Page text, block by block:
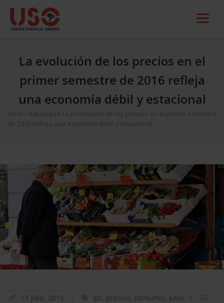
La evolución de los precios en el
primer semestre de 2016 refleja
una economía débil y estacional
Inicio Actualidad
La evolución de los precios en el primer semestre
de 2016 refleja una economía débil y estacional
13 julio, 2016 ipc, precios, consumo, junio